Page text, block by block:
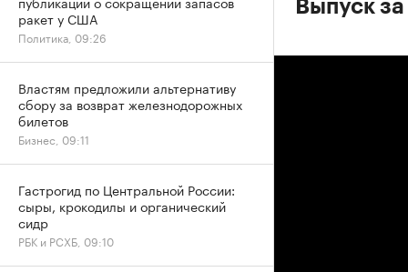
Выпуск
ракет у США
Политика, 09:26
Властям предложили альтернативу
сбору за возврат железнодорожных
билетов
Бизнес, 09:11
Гастрогид по Центральной России:
сыры, крокодилы и органический
сидр
РБК и РСХБ, 09:10